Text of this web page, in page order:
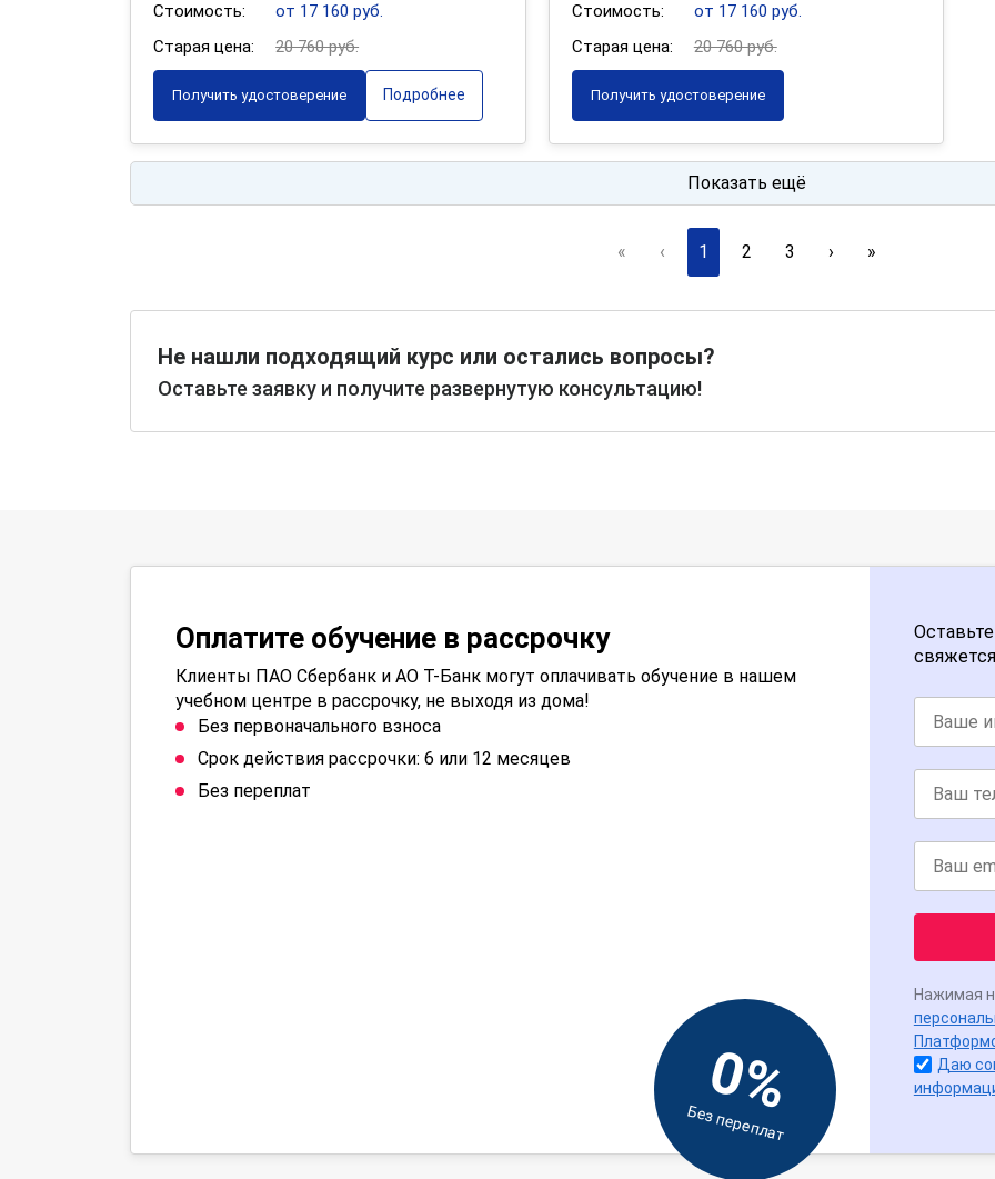
Стоимость:
от 17 160 руб.
Старая цена:
20 760 руб.
Получить удостоверение Подробнее
Стоимость:
от 17 160 руб.
Старая цена:
20 760 руб.
Получить удостоверение
Показать ещё
« ‹ 1 2 3 › »
Не нашли подходящий курс или остались вопросы?
Оставьте заявку и получите развернутую консультацию!
Оплатите обучение в рассрочку
Клиенты ПАО Сбербанк и АО Т-Банк могут оплачивать обучение в нашем
учебном центре в рассрочку, не выходя из дома!
Без первоначального взноса
Срок действия рассрочки: 6 или 12 месяцев
Без переплат
0%
Без переплат
Нажимая
Даю